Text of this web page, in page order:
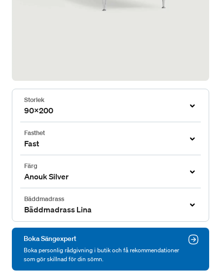
Storlek
90x200
Fasthet
Fast
Färg
Anouk Silver
Bäddmadrass
Bäddmadrass Lina
Boka Sängexpert
Boka personlig rådgivning i butik och få rekommendationer
som gör skillnad för din sömn.